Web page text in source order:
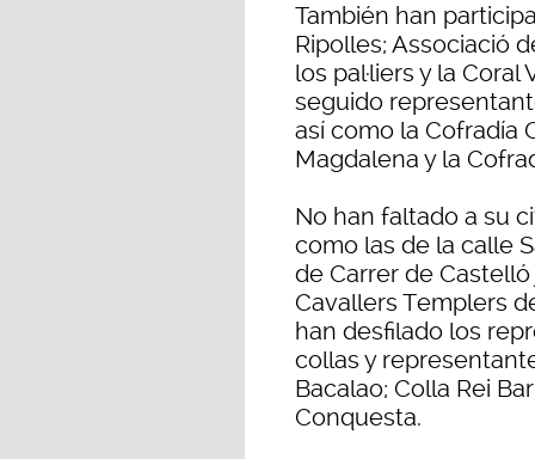
También han
Ripolles; Associació
los pal·liers y la
seguido
así como la Cofradía
Magdalena y la
No han faltado a su
como las de la calle
de Carrer de
Cavallers Templers
han desfilado los
collas y
Bacalao; Colla Rei
Conquesta.